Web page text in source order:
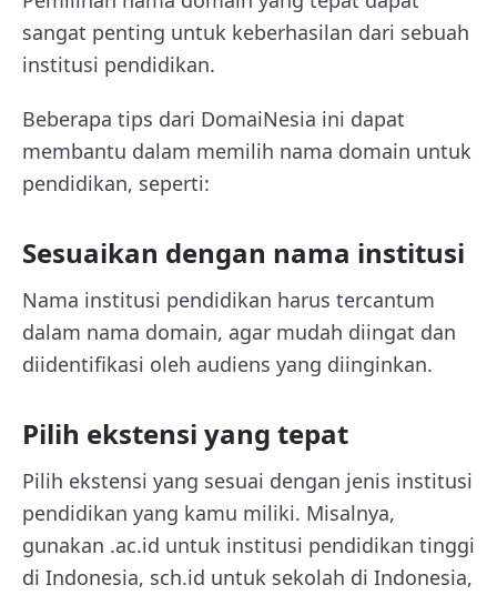
sangat penting untuk keberhasilan dari sebuah
institusi pendidikan.
Beberapa tips dari DomaiNesia ini dapat
membantu dalam memilih nama domain untuk
pendidikan, seperti:
Sesuaikan dengan nama institusi
Nama institusi pendidikan harus tercantum
dalam nama domain, agar mudah diingat dan
diidentifikasi oleh audiens yang diinginkan.
Pilih ekstensi yang tepat
Pilih ekstensi yang sesuai dengan jenis institusi
pendidikan yang kamu miliki. Misalnya,
gunakan .ac.id untuk institusi pendidikan tinggi
di Indonesia, sch.id untuk sekolah di Indonesia,